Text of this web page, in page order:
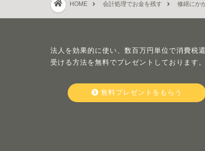
HOME 会計処理でお金を残す 修繕にか
法人を効果的に使い、数百万円単位で消費税
受ける方法を無料でプレゼントしております。
無料プレゼントをもらう